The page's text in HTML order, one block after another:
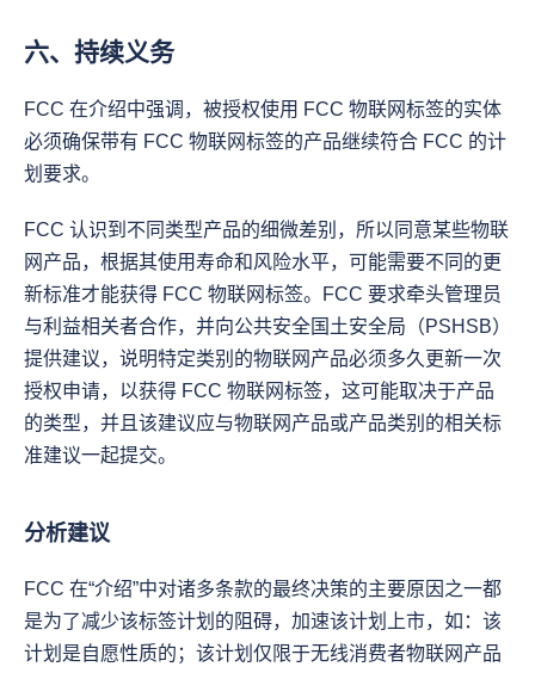
六、持续义务
FCC 在介绍中强调，被授权使用 FCC 物联网标签的实体
必须确保带有 FCC 物联网标签的产品继续符合 FCC 的计
划要求。
FCC 认识到不同类型产品的细微差别，所以同意某些物联
网产品，根据其使用寿命和风险水平，可能需要不同的更
新标准才能获得 FCC 物联网标签。FCC 要求牵头管理员
与利益相关者合作，并向公共安全国土安全局（PSHSB）
提供建议，说明特定类别的物联网产品必须多久更新一次
授权申请，以获得 FCC 物联网标签，这可能取决于产品
的类型，并且该建议应与物联网产品或产品类别的相关标
准建议一起提交。
分析建议
FCC 在“介绍”中对诸多条款的最终决策的主要原因之一都
是为了减少该标签计划的阻碍，加速该计划上市，如：该
计划是自愿性质的；该计划仅限于无线消费者物联网产品